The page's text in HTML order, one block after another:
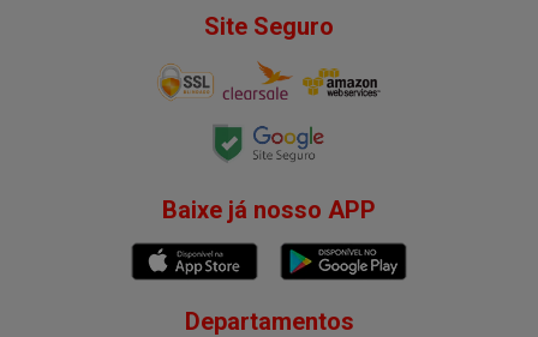
Site Seguro
Baixe já nosso APP
Departamentos